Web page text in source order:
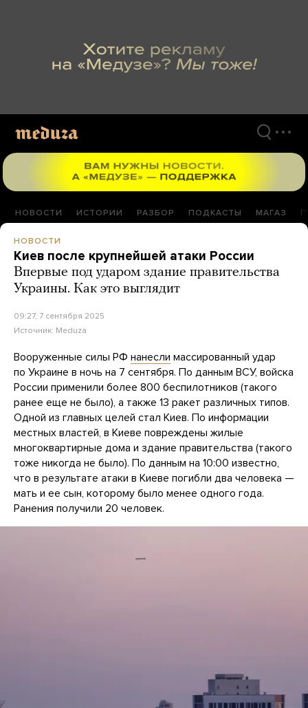
НОВОСТИ ИСТОРИИ РАЗБОР ПОДКАСТЫ МАГАЗ
НОВОСТИ
Киев после крупнейшей атаки России
Впервые под ударом здание правительства
Украины. Как это выглядит
09:27, 7 сентября 2025
Источник: Meduza
Вооруженные силы РФ нанесли массированный удар
по Украине в ночь на 7 сентября. По данным ВСУ, войска
России применили более 800 беспилотников (такого
ранее еще не было), а также 13 ракет различных типов.
Одной из главных целей стал Киев. По информации
местных властей, в Киеве повреждены жилые
многоквартирные дома и здание правительства (такого
тоже никогда не было). По данным на 10:00 известно,
что в результате атаки в Киеве погибли два человека —
мать и ее сын, которому было менее одного года.
Ранения получили 20 человек.